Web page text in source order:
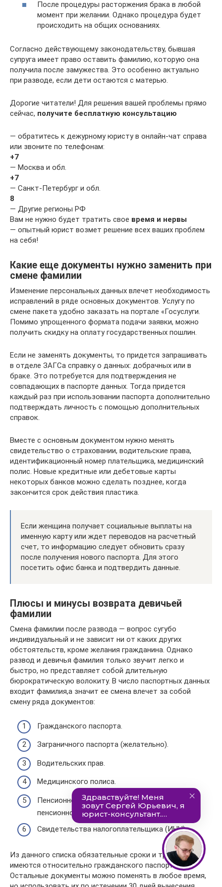
После процедуры расторжения брака в любой
момент при желании. Однако процедура будет
происходить на общих основаниях.
Согласно действующему законодательству, бывшая
супруга имеет право оставить фамилию, которую она
получила после замужества. Это особенно актуально
при разводе, если дети остаются с матерью.
Дорогие читатели! Для решения вашей проблемы прямо
сейчас, получите бесплатную консультацию
— обратитесь к дежурному юристу в онлайн-чат справа
или звоните по телефонам:
+7
— Москва и обл.
+7
— Санкт-Петербург и обл.
8
— Другие регионы РФ
Вам не нужно будет тратить свое время и нервы
— опытный юрист возмет решение всех ваших проблем
на себя!
Какие еще документы нужно заменить при
смене фамилии
Изменение персональных данных влечет необходимость
исправлений в ряде основных документов. Услугу по
смене пакета удобно заказать на портале «Госуслуги.
Помимо упрощенного формата подачи заявки, можно
получить скидку на оплату государственных пошлин.
Если не заменять документы, то придется запрашивать
в отделе ЗАГСа справку о данных: добрачных или в
браке. Это потребуется для подтверждения не
совпадающих в паспорте данных. Тогда придется
каждый раз при использовании паспорта дополнительно
подтверждать личность с помощью дополнительных
справок.
Вместе с основным документом нужно менять
свидетельство о страховании, водительские права,
идентификационный номер плательщика, медицинский
полис. Новые кредитные или дебетовые карты
некоторых банков можно сделать позднее, когда
закончится срок действия пластика.
Если женщина получает социальные выплаты на
именную карту или ждет переводов на расчетный
счет, то информацию следует обновить сразу
после получения нового паспорта. Для этого
посетить офис банка и подтвердить данные.
Плюсы и минусы возврата девичьей
фамилии
Смена фамилии после развода — вопрос сугубо
индивидуальный и не зависит ни от каких других
обстоятельств, кроме желания гражданина. Однако
развод и девичья фамилия только звучит легко и
быстро, но представляет собой длительную
бюрократическую волокиту. В число паспортных данных
входит фамилия,а значит ее смена влечет за собой
смену ряда документов:
Гражданского паспорта.
Заграничного паспорта (желательно).
Водительских прав.
Медицинского полиса.
Пенсионного свидетельства (для людей
пенсионного возраста).
Свидетельства налогоплательщика (ИНН).
Из данного списка обязательные сроки и требования
имеются относительно гражданского паспорта.
Остальные документы можно поменять в любое время,